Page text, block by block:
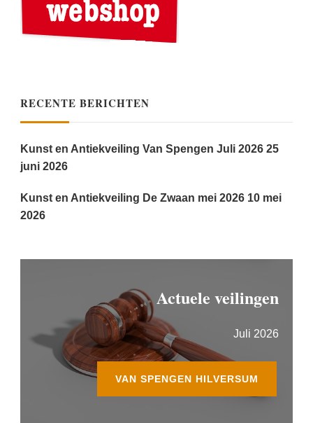
RECENTE BERICHTEN
Kunst en Antiekveiling Van Spengen Juli 2026 25
juni 2026
Kunst en Antiekveiling De Zwaan mei 2026 10 mei
2026
Actuele veilingen
Juli 2026
VAN SPENGEN HILVERSUM